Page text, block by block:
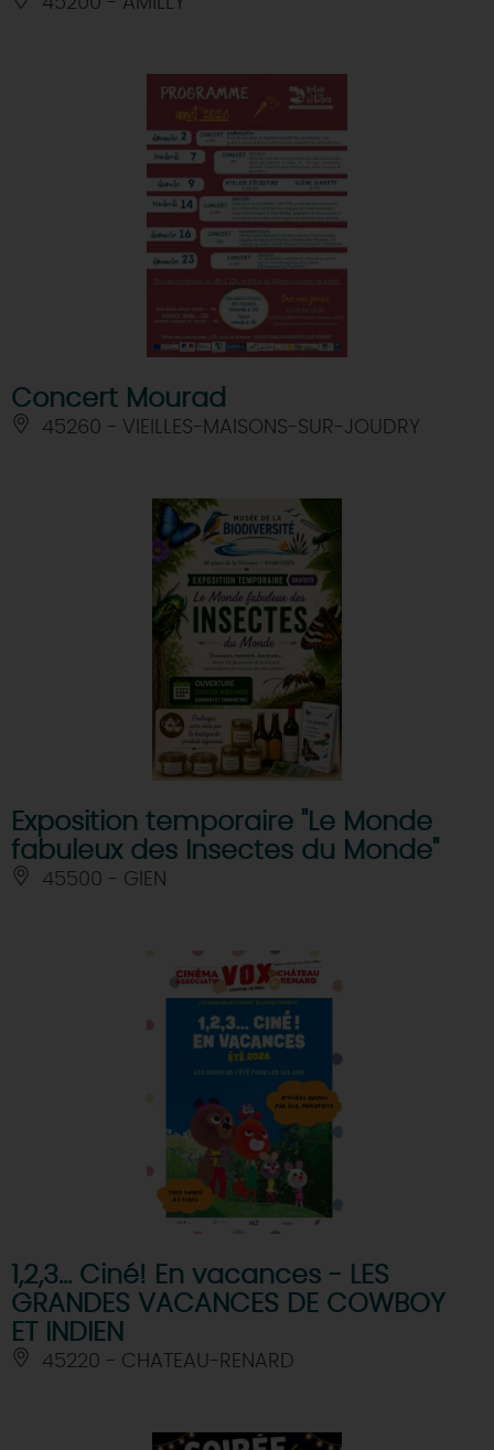
Concert Mourad
45260 - VIEILLES-MAISONS-SUR-JOUDRY
Exposition temporaire "Le Monde
fabuleux des Insectes du Monde"
45500 - GIEN
1,2,3... Ciné! En vacances - LES
GRANDES VACANCES DE COWBOY
ET INDIEN
45220 - CHATEAU-RENARD